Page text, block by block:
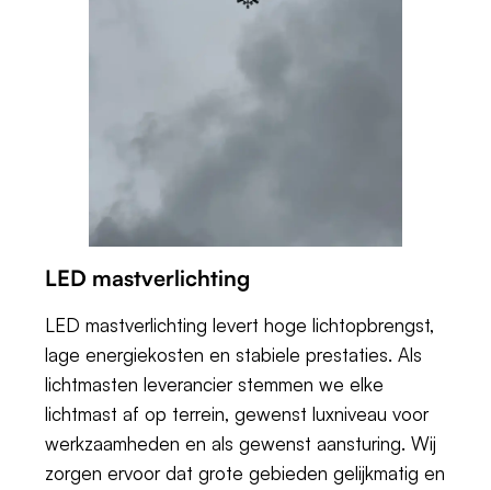
LED mastverlichting
LED mastverlichting levert hoge lichtopbrengst,
lage energiekosten en stabiele prestaties. Als
lichtmasten leverancier stemmen we elke
lichtmast af op terrein, gewenst luxniveau voor
werkzaamheden en als gewenst aansturing. Wij
zorgen ervoor dat grote gebieden gelijkmatig en